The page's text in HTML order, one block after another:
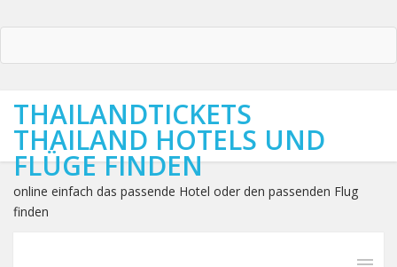
THAILANDTICKETS
THAILAND HOTELS UND
FLÜGE FINDEN
online einfach das passende Hotel oder den passenden Flug
finden